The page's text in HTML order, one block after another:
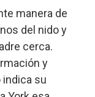
manera de
del nido y
cerca.
y
indica su